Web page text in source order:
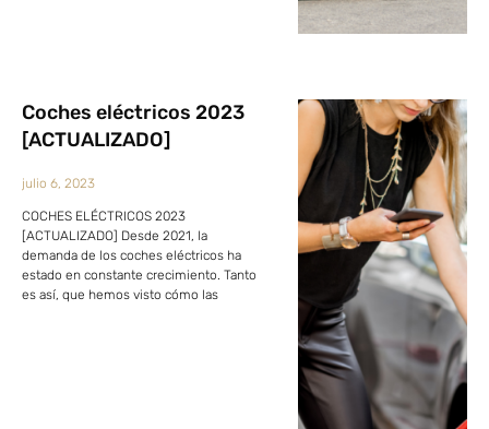
Coches eléctricos 2023
[ACTUALIZADO]
julio 6, 2023
COCHES ELÉCTRICOS 2023
[ACTUALIZADO] Desde 2021, la
demanda de los coches eléctricos ha
estado en constante crecimiento. Tanto
es así, que hemos visto cómo las